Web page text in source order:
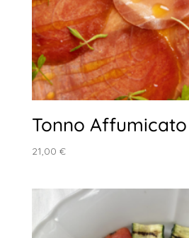
Tonno Affumicato
21,00 €